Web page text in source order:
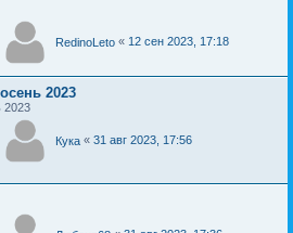
RedinoLeto « 12 сен 2023, 17:18
2023
2023
Кука « 31 авг 2023, 17:56